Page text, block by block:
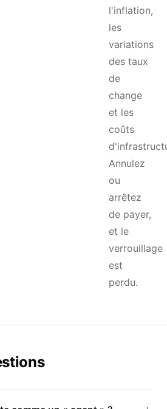
l'inflation,
les
variations
des taux
de
change
et les
coûts
Annulez
ou
arrêtez
de payer,
et le
verrouillage
est
perdu.